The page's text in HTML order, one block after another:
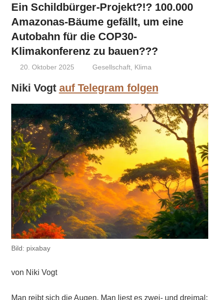
Ein Schildbürger-Projekt?!? 100.000
Amazonas-Bäume gefällt, um eine
Autobahn für die COP30-
Klimakonferenz zu bauen???
20. Oktober 2025 Niki Vogt
Gesellschaft, Klima
Niki Vogt auf Telegram folgen
Bild: pixabay
von Niki Vogt
Man reibt sich die Augen. Man liest es zwei- und dreimal: